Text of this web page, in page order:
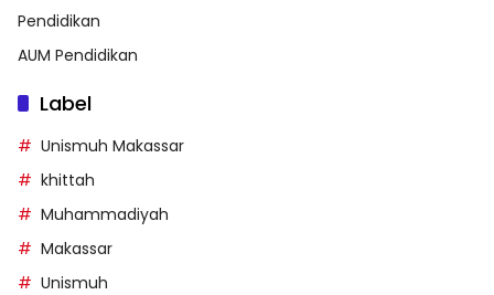
Pendidikan
AUM Pendidikan
Label
Unismuh Makassar
khittah
Muhammadiyah
Makassar
Unismuh